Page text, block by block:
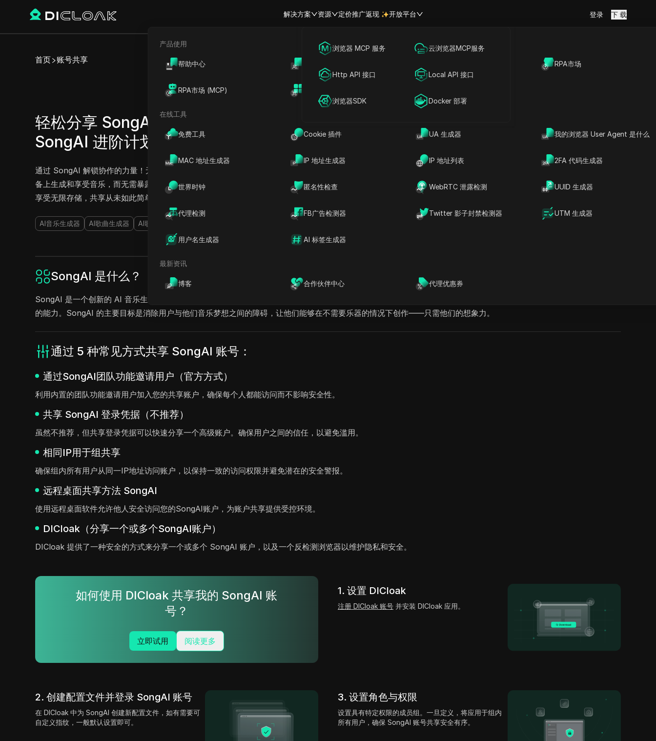
解决方案
海外社媒营销
广告投放
账号共享
资源
产品使用
帮助中心 RPA市场
RPA市场 (MCP)
在线工具
免费工具 Cookie 插件 UA 生成器 我的浏览器 User Agent 是什么
MAC 地址生成器 IP 地址生成器 IP 地址列表 2FA 代码生成器
世界时钟 匿名性检查 WebRTC 泄露检测 UUID 生成器
代理检测 FB广告检测器 Twitter 影子封禁检测器 UTM 生成器
用户名生成器 AI 标签生成器
最新资讯
博客 合作伙伴中心 代理优惠券
定价推广返现 开放平台
浏览器 MCP 服务 云浏览器MCP服务
Http API 接口 Local API 接口
浏览器SDK Docker 部署
登录 下 载
首页 账号共享
轻松共享 SongAI 账号
轻松分享 SongAI 基础计划、SongAI 高级计划和
SongAI 进阶计划账户
通过 SongAI 解锁协作的力量！无缝共享您的基础计划、专业计划或高级计划账户，允许多个用户在不同设
备上生成和享受音乐，而无需暴露账户凭据或密码。无论您是每月创作多达 200 首歌曲，还是使用专业计划
享受无限存储，共享从未如此简单。今天就通过 SongAI 提升您的音乐创作体验！
AI音乐生成器 AI歌曲生成器 AI歌声生成器
SongAI 是什么？
SongAI 是一个创新的 AI 音乐生成器，允许用户使用音频文件或自己的声音制作歌曲。它提供了生成男性和女性人声音乐的选项，以及创建 MP3 音频文件和 MP4 视频
的能力。SongAI 的主要目标是消除用户与他们音乐梦想之间的障碍，让他们能够在不需要乐器的情况下创作——只需他们的想象力。
通过 5 种常见方式共享 SongAI 账号：
通过SongAI团队功能邀请用户（官方方式）
利用内置的团队功能邀请用户加入您的共享账户，确保每个人都能访问而不影响安全性。
共享 SongAI 登录凭据（不推荐）
虽然不推荐，但共享登录凭据可以快速分享一个高级账户。确保用户之间的信任，以避免滥用。
相同IP用于组共享
确保组内所有用户从同一IP地址访问账户，以保持一致的访问权限并避免潜在的安全警报。
远程桌面共享方法 SongAI
使用远程桌面软件允许他人安全访问您的SongAI账户，为账户共享提供受控环境。
DICloak（分享一个或多个SongAI账户）
DICloak 提供了一种安全的方式来分享一个或多个 SongAI 账户，以及一个反检测浏览器以维护隐私和安全。
如何使用 DICloak 共享我的 SongAI 账
号？
立即试用 阅读更多
1. 设置 DICloak
注册 DICloak 账号 并安装 DICloak 应用。
2. 创建配置文件并登录 SongAI 账号
在 DICloak 中为 SongAI 创建新配置文件，如有需要可
自定义指纹，一般默认设置即可。
3. 设置角色与权限
设置具有特定权限的成员组。一旦定义，将应用于组内
所有用户，确保 SongAI 账号共享安全有序。